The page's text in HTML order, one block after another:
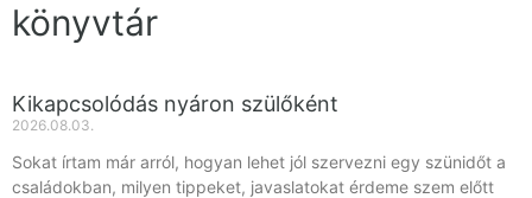
könyvtár
Kikapcsolódás nyáron szülőként
2026.08.03.
Sokat írtam már arról, hogyan lehet jól szervezni egy szünidőt a
családokban, milyen tippeket, javaslatokat érdeme szem előtt